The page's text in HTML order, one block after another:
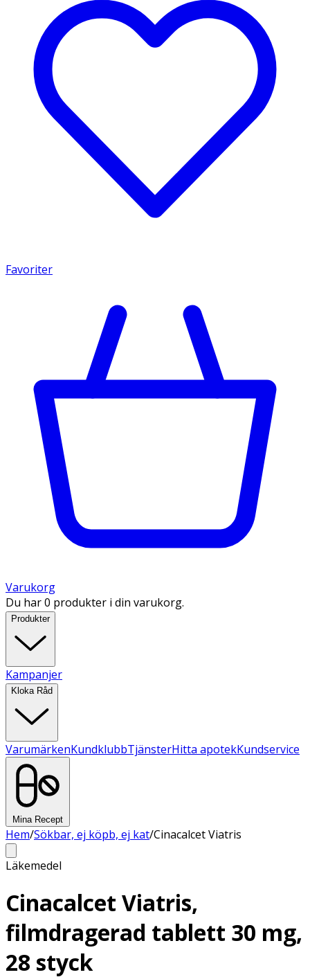
Favoriter
Varukorg
Du har 0 produkter i din varukorg.
Produkter
Kampanjer
Kloka Råd
VarumärkenKundklubbTjänsterHitta apotekKundservice
Mina Recept
Hem/Sökbar, ej köpb, ej kat/Cinacalcet Viatris
Läkemedel
Cinacalcet Viatris,
filmdragerad tablett 30 mg,
28 styck